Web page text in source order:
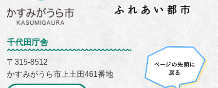
千代田庁舎
〒315-8512
かすみがうら市上土田461番地